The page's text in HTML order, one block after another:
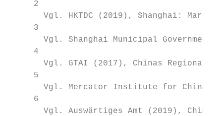
     2
Vgl. HKTDC (2019), Shanghai:
     3
Vgl. Shanghai Municipal Government
     4
Vgl. GTAI (2017), Chinas
     5
Vgl. Mercator Institute for China
     6
Vgl. Auswärtiges Amt (2019),